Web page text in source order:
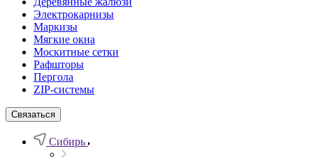
Электрокарнизы
Маркизы
Мягкие окна
Москитные сетки
Рафшторы
Пергола
ZIP-системы
Связаться
Сибирь